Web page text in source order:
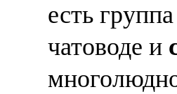
есть
чатоводе и